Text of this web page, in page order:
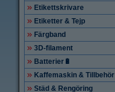
Etikettskrivare
Etiketter & Tejp
Färgband
3D-filament
Batterier🔋
Kaffemaskin & Tillbehör
Städ & Rengöring